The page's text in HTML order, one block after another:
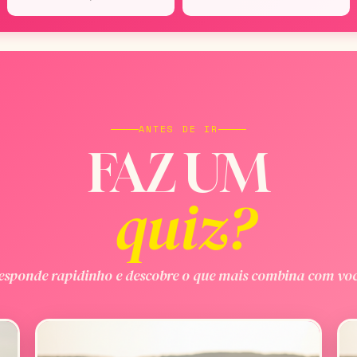
ANTES DE IR
FAZ UM
quiz?
rapidinho e descobre o que mais combina com